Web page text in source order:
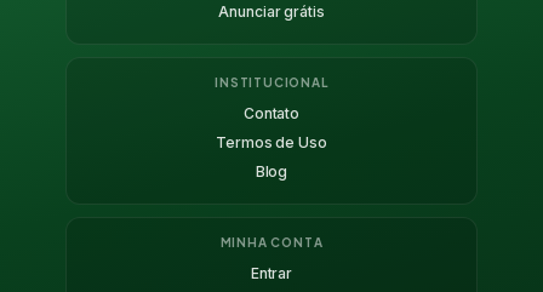
Anunciar grátis
INSTITUCIONAL
Contato
Termos de Uso
Blog
MINHA CONTA
Entrar